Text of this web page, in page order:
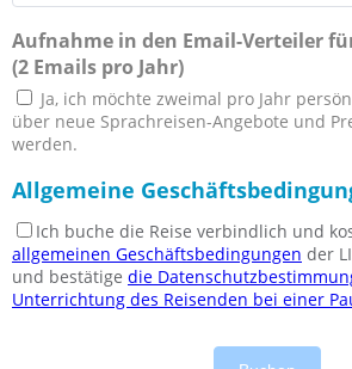
Aufnahme in den Email-Verteiler
(2 Emails pro Jahr)
Ja, ich möchte zweimal pro Jahr
über neue Sprachreisen-Angebote und
werden.
Allgemeine
Ich buche die Reise verbindlich und
allgemeinen Geschäftsbedingungen der
und bestätige die
Unterrichtung des Reisenden bei einer